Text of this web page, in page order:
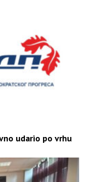
udario po vrhu